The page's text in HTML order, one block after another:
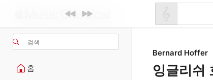
검색
홈
Bernard Hoffer
잉글리쉬